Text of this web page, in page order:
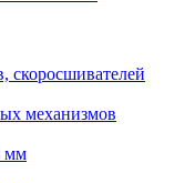
скоросшивателей
механизмов
мм